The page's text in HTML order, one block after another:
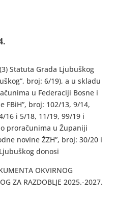
Statuta Grada Ljubuškog
broj: 6/19), a u skladu
u Federaciji Bosne i
FBiH”, broj: 102/13, 9/14,
16 i 5/18, 11/19, 99/19 i
proračunima u Županiji
novine ŽZH”, broj: 30/20 i
donosi
OKVIRNOG
ZA RAZDOBLJE 2025.-2027.